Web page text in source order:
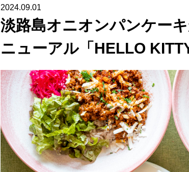
2024.09.01
淡路島オニオンパンケー
ニューアル「HELLO